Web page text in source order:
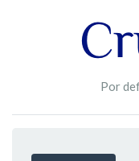
Por